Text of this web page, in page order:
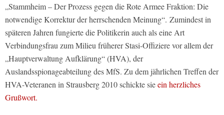
„Stammheim – Der Prozess gegen die Rote Armee Fraktion: Die
notwendige Korrektur der herrschenden Meinung“. Zumindest in
späteren Jahren fungierte die Politikerin auch als eine Art
Verbindungsfrau zum Milieu früherer Stasi-Offiziere vor allem der
„Hauptverwaltung Aufklärung“ (HVA), der
Auslandsspionageabteilung des MfS. Zu dem jährlichen Treffen der
HVA-Veteranen in Strausberg 2010 schickte sieein herzliches
Grußwort.